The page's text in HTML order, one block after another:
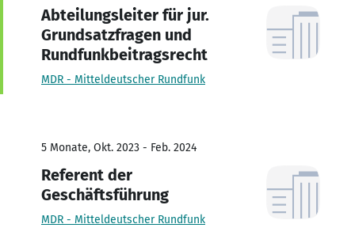
Abteilungsleiter für jur.
Grundsatzfragen und
Rundfunkbeitragsrecht
MDR - Mitteldeutscher Rundfunk
5 Monate, Okt. 2023 - Feb. 2024
Referent der
Geschäftsführung
MDR - Mitteldeutscher Rundfunk